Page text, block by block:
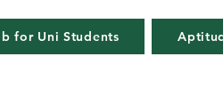
for Uni Students